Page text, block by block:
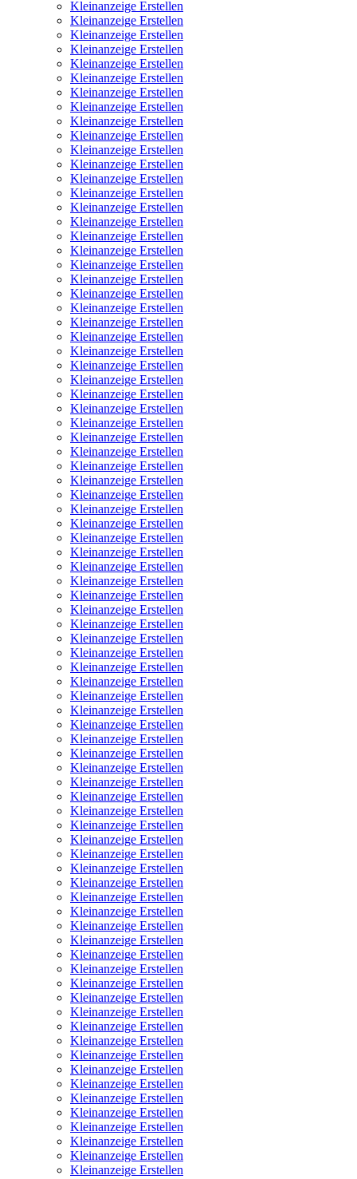
Kleinanzeige Erstellen
Kleinanzeige Erstellen
Kleinanzeige Erstellen
Kleinanzeige Erstellen
Kleinanzeige Erstellen
Kleinanzeige Erstellen
Kleinanzeige Erstellen
Kleinanzeige Erstellen
Kleinanzeige Erstellen
Kleinanzeige Erstellen
Kleinanzeige Erstellen
Kleinanzeige Erstellen
Kleinanzeige Erstellen
Kleinanzeige Erstellen
Kleinanzeige Erstellen
Kleinanzeige Erstellen
Kleinanzeige Erstellen
Kleinanzeige Erstellen
Kleinanzeige Erstellen
Kleinanzeige Erstellen
Kleinanzeige Erstellen
Kleinanzeige Erstellen
Kleinanzeige Erstellen
Kleinanzeige Erstellen
Kleinanzeige Erstellen
Kleinanzeige Erstellen
Kleinanzeige Erstellen
Kleinanzeige Erstellen
Kleinanzeige Erstellen
Kleinanzeige Erstellen
Kleinanzeige Erstellen
Kleinanzeige Erstellen
Kleinanzeige Erstellen
Kleinanzeige Erstellen
Kleinanzeige Erstellen
Kleinanzeige Erstellen
Kleinanzeige Erstellen
Kleinanzeige Erstellen
Kleinanzeige Erstellen
Kleinanzeige Erstellen
Kleinanzeige Erstellen
Kleinanzeige Erstellen
Kleinanzeige Erstellen
Kleinanzeige Erstellen
Kleinanzeige Erstellen
Kleinanzeige Erstellen
Kleinanzeige Erstellen
Kleinanzeige Erstellen
Kleinanzeige Erstellen
Kleinanzeige Erstellen
Kleinanzeige Erstellen
Kleinanzeige Erstellen
Kleinanzeige Erstellen
Kleinanzeige Erstellen
Kleinanzeige Erstellen
Kleinanzeige Erstellen
Kleinanzeige Erstellen
Kleinanzeige Erstellen
Kleinanzeige Erstellen
Kleinanzeige Erstellen
Kleinanzeige Erstellen
Kleinanzeige Erstellen
Kleinanzeige Erstellen
Kleinanzeige Erstellen
Kleinanzeige Erstellen
Kleinanzeige Erstellen
Kleinanzeige Erstellen
Kleinanzeige Erstellen
Kleinanzeige Erstellen
Kleinanzeige Erstellen
Kleinanzeige Erstellen
Kleinanzeige Erstellen
Kleinanzeige Erstellen
Kleinanzeige Erstellen
Kleinanzeige Erstellen
Kleinanzeige Erstellen
Kleinanzeige Erstellen
Kleinanzeige Erstellen
Kleinanzeige Erstellen
Kleinanzeige Erstellen
Kleinanzeige Erstellen
Kleinanzeige Erstellen